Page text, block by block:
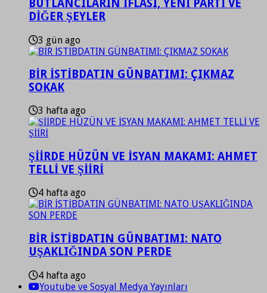
BUTLANCILARIN İFLASI, YENİ PARTİ VE
DİĞER ŞEYLER
3 gün ago
BİR İSTİBDATIN GÜNBATIMI: ÇIKMAZ
SOKAK
3 hafta ago
ŞİİRDE HÜZÜN VE İSYAN MAKAMI: AHMET
TELLİ VE ŞİİRİ
4 hafta ago
BİR İSTİBDATIN GÜNBATIMI: NATO
UŞAKLIĞINDA SON PERDE
4 hafta ago
Youtube ve Sosyal Medya Yayınları